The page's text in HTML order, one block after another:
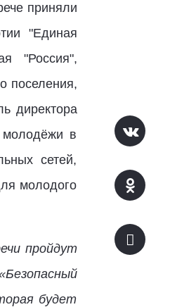
приняли
"Единая
"Россия",
поселения,
директора
молодёжи в
сетей,
молодого
пройдут
будет